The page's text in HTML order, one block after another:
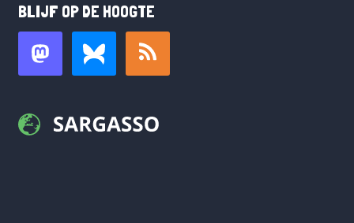
BLIJF OP DE HOOGTE